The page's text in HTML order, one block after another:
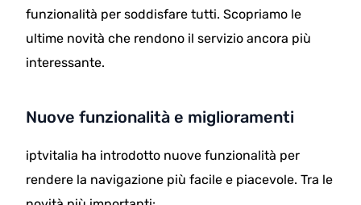
funzionalità per soddisfare tutti. Scopriamo le
ultime novità che rendono il servizio ancora più
interessante.
Nuove funzionalità e miglioramenti
iptvitalia ha introdotto nuove funzionalità per
rendere la navigazione più facile e piacevole. Tra le